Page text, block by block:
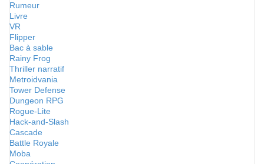
Rumeur
Livre
VR
Flipper
Bac à sable
Rainy Frog
Thriller narratif
Metroidvania
Tower Defense
Dungeon RPG
Rogue-Lite
Hack-and-Slash
Cascade
Battle Royale
Moba